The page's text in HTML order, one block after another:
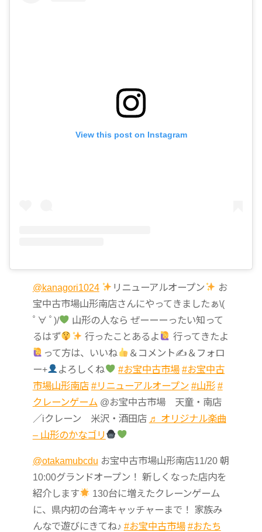
View this post on Instagram
@kanagori1024 リニューアルオープン
お
宝中古市場山形南店さんにやってきましたぁ\(
ﾟ∀ ﾟ)/
山形の人なら ぜーーーったい知って
るはず
行ったことあるよ
行ってきたよ
って方は、いいね
＆コメント✍ ＆フォロ
ー+
よろしくね #お宝中古市場 #お宝中古
市場山形南店 #リニューアルオープン #山形 #
クレーンゲーム @お宝中古市場 天童・南店
／iクレーン 米沢・酒田店 ♬ オリジナル楽曲
– 山形のかなゴリ
@otakamubcdu お宝中古市場山形南店11/20 朝
10:00グランドオープン！ 新しくなった店内を
紹介します
130台に増えたクレーンゲーム
に、県内初の台湾キャッチャーまで！ 家族み
んなで遊びにきてね♪ #お宝中古市場 #おたち